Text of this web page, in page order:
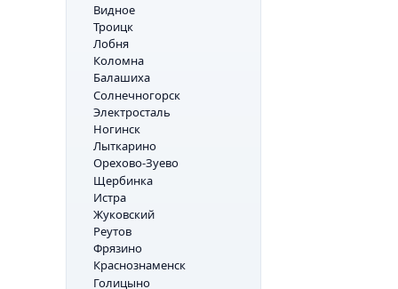
Видное
Троицк
Лобня
Коломна
Балашиха
Солнечногорск
Электросталь
Ногинск
Лыткарино
Орехово-Зуево
Щербинка
Истра
Жуковский
Реутов
Фрязино
Краснознаменск
Голицыно